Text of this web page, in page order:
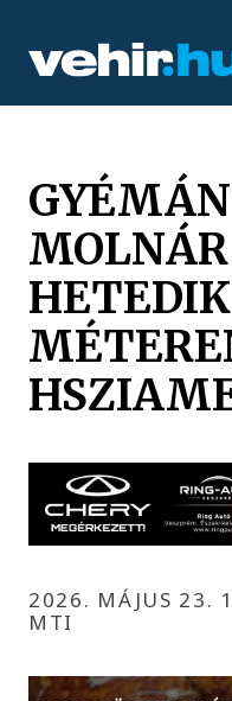
2026. MÁJUS 23.
MTI